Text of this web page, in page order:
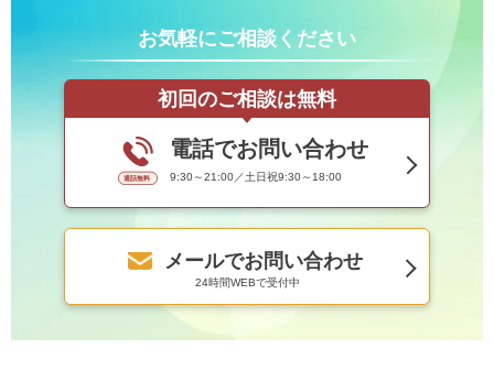
お気軽にご相談ください
初回のご相談は無料
電話でお問い合わせ
9:30～21:00／土日祝9:30～18:00
メールでお問い合わせ
24時間WEBで受付中